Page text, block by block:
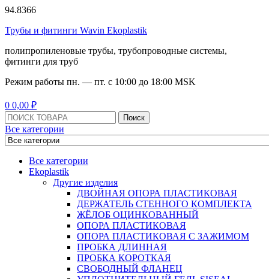
94.8366
Трубы и фитинги Wavin Ekoplastik
полипропиленовые трубы, трубопроводные системы,
фитинги для труб
Режим работы пн. — пт. с 10:00 до 18:00 MSK
0 0,00 ₽
Поиск:
Поиск
Все категории
Все категории
Ekoplastik
Другие изделия
ДВОЙНАЯ ОПОРА ПЛАСТИКОВАЯ
ДЕРЖАТЕЛЬ СТЕННОГО КОМПЛЕКТА
ЖЁЛОБ ОЦИНКОВАННЫЙ
ОПОРА ПЛАСТИКОВАЯ
ОПОРА ПЛАСТИКОВАЯ С ЗАЖИМОМ
ПРОБКА ДЛИННАЯ
ПРОБКА КОРОТКАЯ
СВОБОДНЫЙ ФЛАНЕЦ